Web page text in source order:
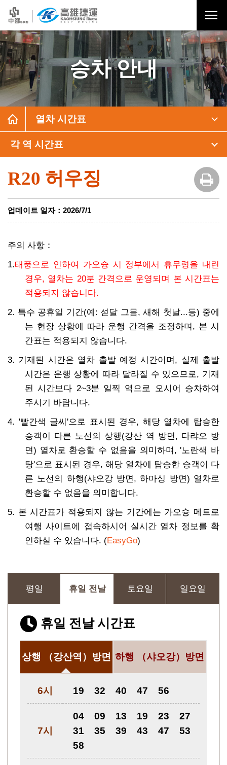
승차 안내
열차 시간표
각 역 시간표
R20 허우징
업데이트 일자： 2026/7/1
주의 사항 ：
1.태풍으로 인하여 가오슝 시 정부에서 휴무령을 내린
경우, 열차는 20분 간격으로 운영되며 본 시간표는
적용되지 않습니다.
2. 특수 공휴일 기간(예: 섣달 그믐, 새해 첫날...등) 중에
는 현장 상황에 따라 운행 간격을 조정하며, 본 시
간표는 적용되지 않습니다.
3. 기재된 시간은 열차 출발 예정 시간이며, 실제 출발
시간은 운행 상황에 따라 달라질 수 있으므로, 기재
된 시간보다 2~3분 일찍 역으로 오시어 승차하여
주시기 바랍니다.
4. '빨간색 글씨'으로 표시된 경우, 해당 열차에 탑승한
승객이 다른 노선의 상행(강산 역 방면, 다랴오 방
면) 열차로 환승할 수 없음을 의미하며, '노란색 바
탕'으로 표시된 경우, 해당 열차에 탑승한 승객이 다
른 노선의 하행(샤오강 방면, 하마싱 방면) 열차로
환승할 수 없음을 의미합니다.
5. 본 시간표가 적용되지 않는 기간에는 가오슝 메트로
여행 사이트에 접속하시어 실시간 열차 정보를 확
인하실 수 있습니다. (EasyGo)
평일 휴일 전날 토요일 일요일
휴일 전날 시간표
상행 （강산역）방면 하행 （샤오강）방면
6시 19 32 40 47 56
7시
04 09 13 19 23
27
31
35 39 43 47
53
58